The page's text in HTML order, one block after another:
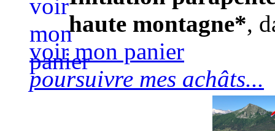
haute montagne*,
voir mon panier
poursuivre mes achâts...